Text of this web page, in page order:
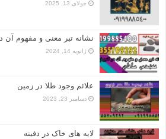
جولای 13, 2025
نشانه تبر معنی و مفهوم آن
ژانویه 14, 2024
علائم وجود طلا در زمین
دسامبر 23, 2023
لایه های خاک در دفینه